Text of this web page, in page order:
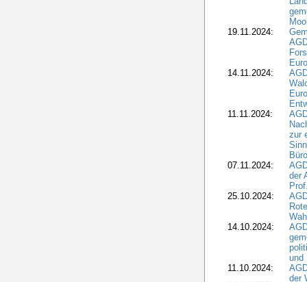
19.11.2024:
14.11.2024:
11.11.2024:
zur
07.11.2024:
der
25.10.2024:
14.10.2024:
und
11.10.2024:
der